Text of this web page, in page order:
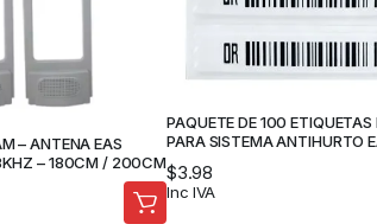
– ANTENA EAS
– 180CM / 200CM
PAQUETE DE 100 ETIQUETAS
PARA SISTEMA ANTIHURTO
58KHz
$3.98
Inc IVA